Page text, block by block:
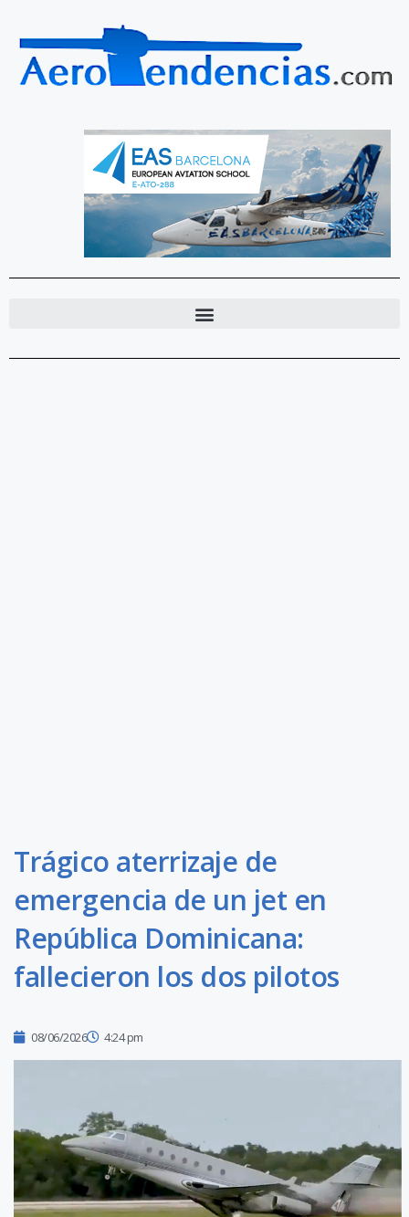
Trágico aterrizaje de
emergencia de un jet en
República Dominicana:
fallecieron los dos pilotos
08/06/2026 4:24 pm